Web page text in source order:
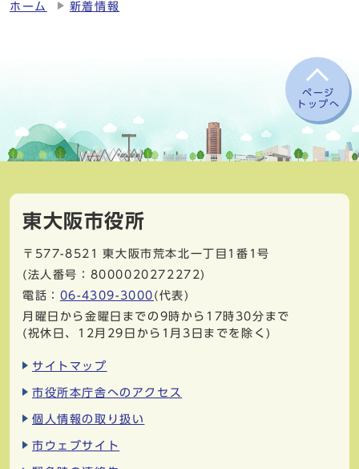
ホーム 新着情報
ページ
トップへ
東大阪市役所
〒577-8521
東大阪市荒本北一丁目1番1号
(法人番号：8000020272272)
電話： 06-4309-3000 (代表)
月曜日から金曜日までの9時から17時30分まで
(祝休日、12月29日から1月3日までを除く)
サイトマップ
市役所本庁舎へのアクセス
個人情報の取り扱い
市ウェブサイト